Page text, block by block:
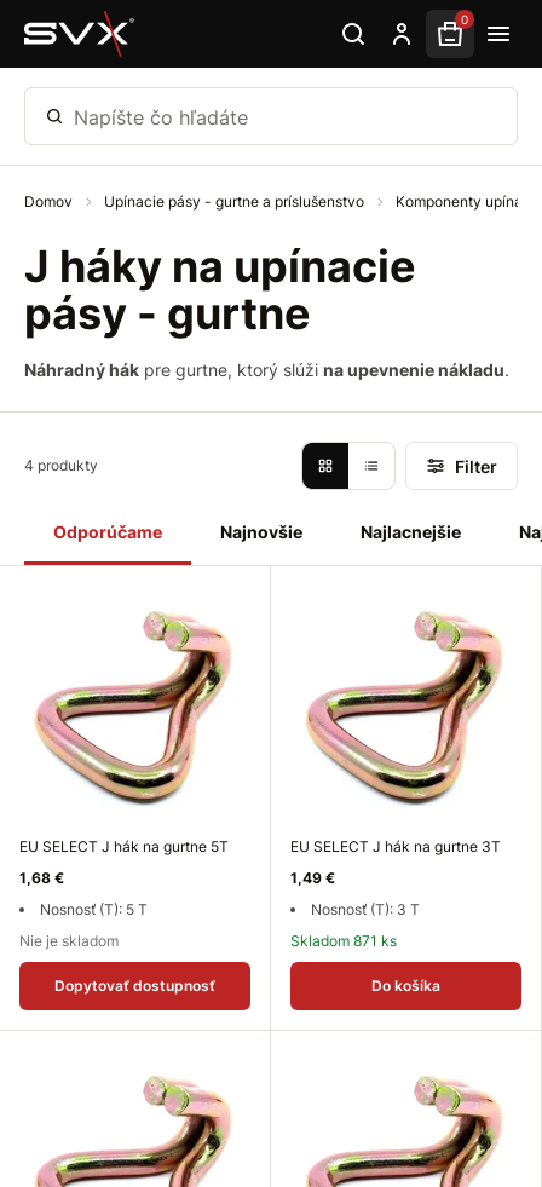
Preskočiť na hlavný obsah 0
Napíšte čo hľadáte
Domov Upínacie pásy - gurtne a príslušenstvo Komponenty
J háky na upínacie
pásy - gurtne
Náhradný hák pre gurtne, ktorý slúži na upevnenie nákladu.
Odporúčame Najnovšie Najlacnejšie
4 produkty Filter
EU SELECT J hák na gurtne 5T
1,68 €
Nosnosť (T): 5 T
Nie je skladom
Dopytovať dostupnosť
EU SELECT J hák na gurtne 3T
1,49 €
Nosnosť (T): 3 T
Skladom 871 ks
Do košíka